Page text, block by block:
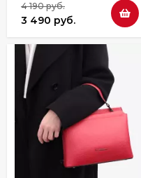
4 190 руб.
3 490 руб.